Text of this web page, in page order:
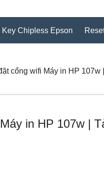
Key Chipless Epson
cổng wifi Máy in HP 107w
in HP 107w |